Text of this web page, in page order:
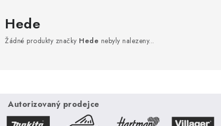
Vytápění
Hede
Žádné produkty značky Hede nebyly nalezeny...
Autorizovaný prodejce